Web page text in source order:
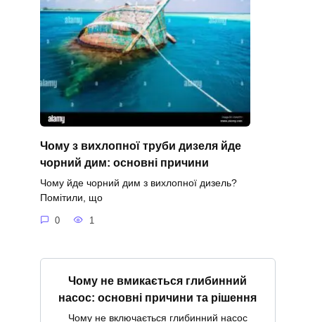
Чому з вихлопної труби дизеля йде
чорний дим: основні причини
Чому йде чорний дим з вихлопної дизель?
Помітили, що
0 1
Чому не вмикається глибинний
насос: основні причини та рішення
Чому не включається глибинний насос